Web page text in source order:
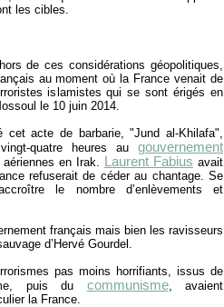
les cibles.
de ces considérations géopolitiques,
au moment où la France venait de
islamistes qui se sont érigés en
le 10 juin 2014.
cet acte de barbarie, "Jund al-Khilafa",
quatre heures au gouvernement
en Irak. Laurent Fabius avait
refuserait de céder au chantage. Se
le nombre d’enlèvements et
français mais bien les ravisseurs
d’Hervé Gourdel.
pas moins horrifiants, issus de
puis du communisme, avaient
la France.